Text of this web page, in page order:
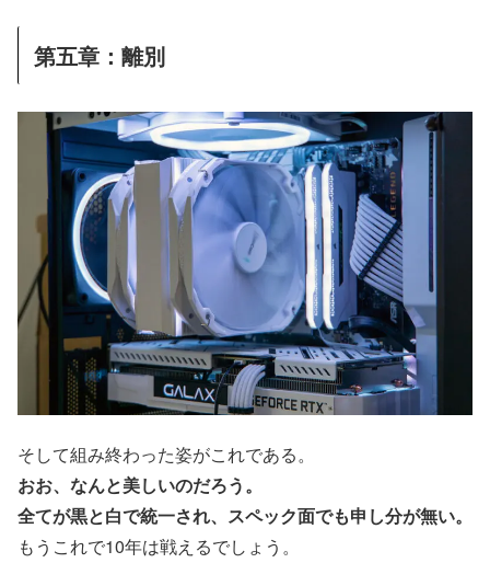
第五章：離別
そして組み終わった姿がこれである。
おお、なんと美しいのだろう。
全てが黒と白で統一され、スペック面でも申し分が無い。
もうこれで10年は戦えるでしょう。